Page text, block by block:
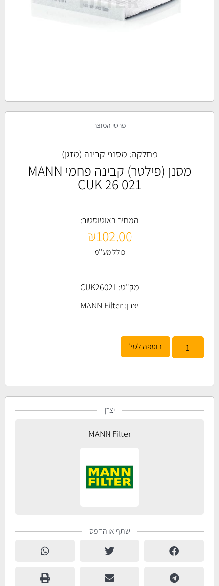
פרטי המוצר
מחלקה: מסנני קבינה (מזגן)
מסנן (פילטר) קבינה פחמי MANN
CUK 26 021
המחיר באוטוסטור:
₪102.00
כולל מע''מ
מק"ט: CUK26021
יצרן: MANN Filter
הוספה לסל
יצרן
MANN Filter
שתף או הדפס